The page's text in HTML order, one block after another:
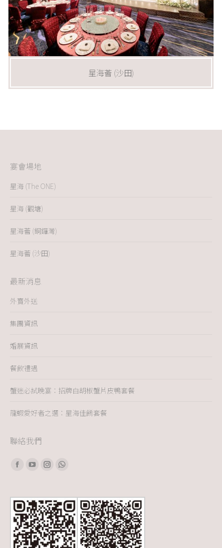
星海薈 (沙田)
宴會場地
星海 (The ONE)
星海 (觀塘)
星海薈 (銅鑼灣)
星海薈 (沙田)
最新消息
外賣外送
集團資訊
婚展資訊
餐飲禮遇
蟹迷必試晚宴：招牌白胡椒蟹片皮鴨套餐
龍蝦愛好者之選：星海佳餚套餐
聯絡我們
Find us on:
FacebookYouTube
InstagramWhatsapp